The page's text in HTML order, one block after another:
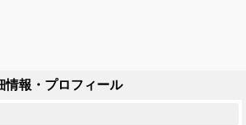
情報・プロフィール